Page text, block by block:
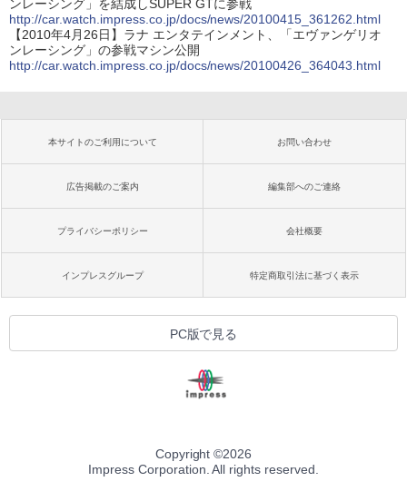
ンレーシング」を結成しSUPER GTに参戦
http://car.watch.impress.co.jp/docs/news/20100415_361262.html
【2010年4月26日】ラナ エンタテインメント、「エヴァンゲリオ
ンレーシング」の参戦マシン公開
http://car.watch.impress.co.jp/docs/news/20100426_364043.html
本サイトのご利用について お問い合わせ
広告掲載のご案内 編集部へのご連絡
プライバシーポリシー 会社概要
インプレスグループ 特定商取引法に基づく表示
PC版で見る
Copyright ©2026
Impress Corporation. All rights reserved.